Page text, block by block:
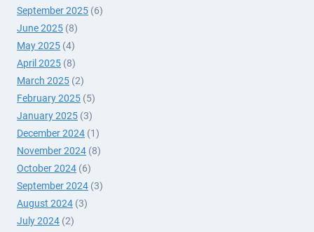
September 2025 (6)
June 2025 (8)
May 2025 (4)
April 2025 (8)
March 2025 (2)
February 2025 (5)
January 2025 (3)
December 2024 (1)
November 2024 (8)
October 2024 (6)
September 2024 (3)
August 2024 (3)
July 2024 (2)